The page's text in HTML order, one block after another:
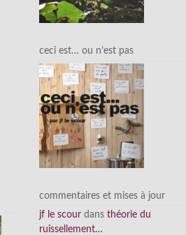
ceci est… ou n’est pas
commentaires et mises à jour
jf le scour dans théorie du
ruissellement…